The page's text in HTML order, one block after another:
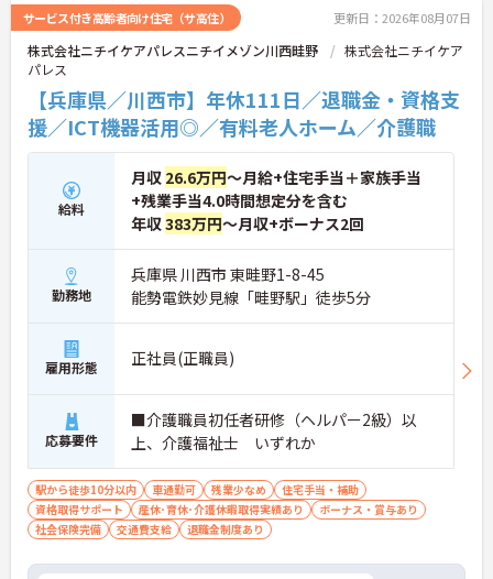
サービス付き高齢者向け住宅（サ高住） 更新日：2026年08月07日
株式会社ニチイケアパレスニチイメゾン川西畦野
株式会社ニチイケア
パレス
【兵庫県／川西市】年休111日／退職金・資格支
援／ICT機器活用◎／有料老人ホーム／介護職
給料
月収 26.6万円～月給+住宅手当＋家族手当
+残業手当4.0時間想定分を含む
年収383万円～月収+ボーナス2回
勤務地
兵庫県 川西市 東畦野1-8-45
能勢電鉄妙見線「畦野駅」徒歩5分
雇用形態 正社員(正職員)
応募要件
■介護職員初任者研修（ヘルパー2級）以
上、介護福祉士 いずれか
駅から徒歩10分以内 車通勤可 残業少なめ
住宅手当・補助
資格取得サポート
産休･育休･介護休暇取得実績あり
ボーナス・賞与あり
社会保険完備
交通費支給 退職金制度あり